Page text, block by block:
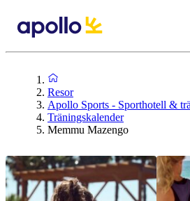
Resor
Apollo Sports - Sporthotell &
Träningskalender
Memmu Mazengo